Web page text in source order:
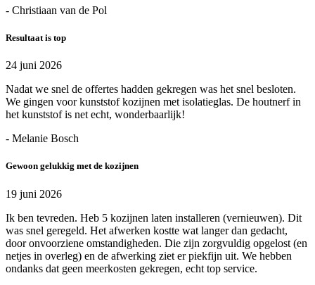
- Christiaan van de Pol
Resultaat is top
24 juni 2026
Nadat we snel de offertes hadden gekregen was het snel besloten.
We gingen voor kunststof kozijnen met isolatieglas. De houtnerf in
het kunststof is net echt, wonderbaarlijk!
- Melanie Bosch
Gewoon gelukkig met de kozijnen
19 juni 2026
Ik ben tevreden. Heb 5 kozijnen laten installeren (vernieuwen). Dit
was snel geregeld. Het afwerken kostte wat langer dan gedacht,
door onvoorziene omstandigheden. Die zijn zorgvuldig opgelost (en
netjes in overleg) en de afwerking ziet er piekfijn uit. We hebben
ondanks dat geen meerkosten gekregen, echt top service.